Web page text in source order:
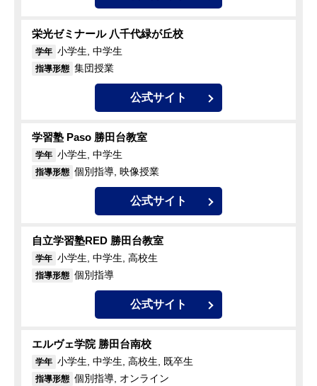
栄光ゼミナール 八千代緑が丘校
学年 小学生, 中学生
指導形態 集団授業
公式サイト
学習塾 Paso 勝田台教室
学年 小学生, 中学生
指導形態 個別指導, 映像授業
公式サイト
自立学習塾RED 勝田台教室
学年 小学生, 中学生, 高校生
指導形態 個別指導
公式サイト
エルヴェ学院 勝田台南校
学年 小学生, 中学生, 高校生, 既卒生
指導形態 個別指導, オンライン